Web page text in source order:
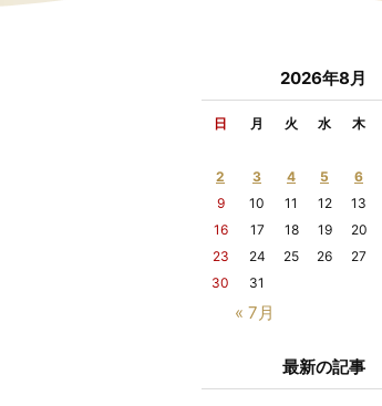
2026年8月
日 月 火 水 木
« 7月
2
3 4 5 6
9
10 11 12 13
16
17 18 19 20
23
24 25 26 27
30
31
最新の記事